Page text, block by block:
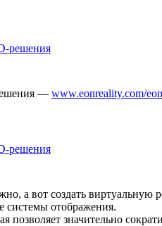
решения
— www.eonreality.com/
решения
а вот создать
системы отображения.
позволяет значительно